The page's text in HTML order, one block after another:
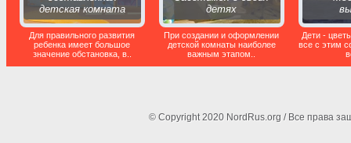
детская комната
Для правильного развития
ребенка имеет большое
значение обстановка, в..
детях
При создании и оформлении
детской комнаты наиболее
важным этапом..
Дети -
все с этим
© Copyright 2020 NordRus.org / Все права